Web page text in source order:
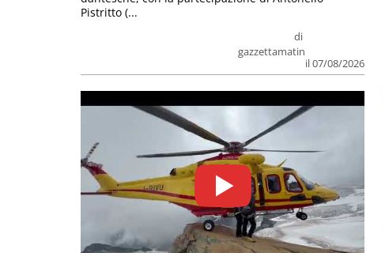
di
gazzettamatin
il 07/08/2026
Pistritto (...